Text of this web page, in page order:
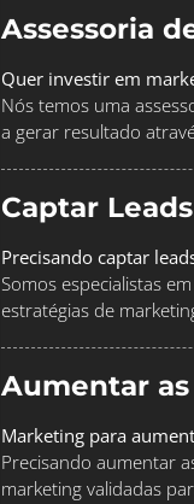
Assessoria
Quer investir em
Nós temos uma
a gerar resultado
Captar Leads
Precisando captar
Somos especialistas
estratégias de
Aumentar
Marketing para
Precisando aumentar
marketing validadas